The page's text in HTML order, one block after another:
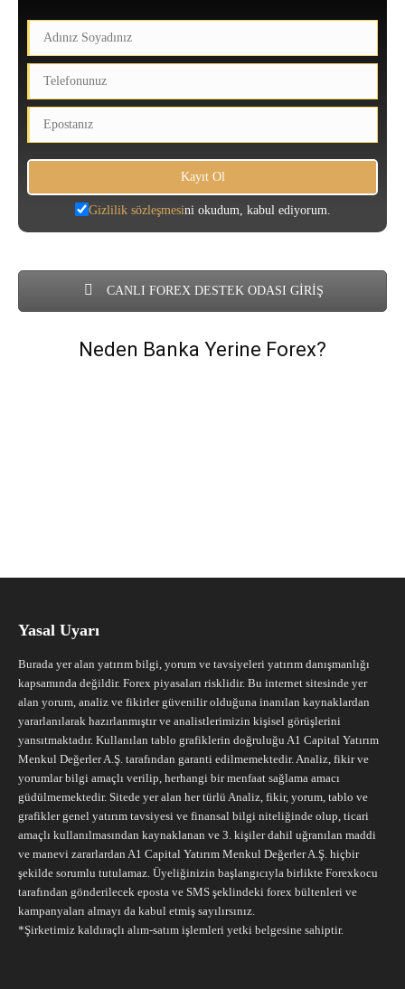
Gizlilik sözleşmesini okudum, kabul ediyorum.
CANLI FOREX DESTEK ODASI GİRİŞ
Neden Banka Yerine Forex?
Yasal Uyarı
Burada yer alan yatırım bilgi, yorum ve tavsiyeleri yatırım danışmanlığı
kapsamında değildir. Forex piyasaları risklidir. Bu internet sitesinde yer
alan yorum, analiz ve fikirler güvenilir olduğuna inanılan kaynaklardan
yararlanılarak hazırlanmıştır ve analistlerimizin kişisel görüşlerini
yansıtmaktadır. Kullanılan tablo grafiklerin doğruluğu A1 Capital Yatırım
Menkul Değerler A.Ş. tarafından garanti edilmemektedir. Analiz, fikir ve
yorumlar bilgi amaçlı verilip, herhangi bir menfaat sağlama amacı
güdülmemektedir. Sitede yer alan her türlü Analiz, fikir, yorum, tablo ve
grafikler genel yatırım tavsiyesi ve finansal bilgi niteliğinde olup, ticari
amaçlı kullanılmasından kaynaklanan ve 3. kişiler dahil uğranılan maddi
ve manevi zararlardan A1 Capital Yatırım Menkul Değerler A.Ş. hiçbir
şekilde sorumlu tutulamaz. Üyeliğinizin başlangıcıyla birlikte Forexkocu
tarafından gönderilecek eposta ve SMS şeklindeki forex bültenleri ve
kampanyaları almayı da kabul etmiş sayılırsınız.
*Şirketimiz kaldıraçlı alım-satım işlemleri yetki belgesine sahiptir.